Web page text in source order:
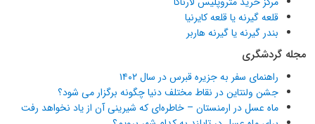
قلعه گیرنه یا قلعه کایرنیا
بندر گیرنه یا گیرنه هاربر
مجله گردشگری
راهنمای سفر به جزیره قبرس در سال ۱۴۰۲
جشن ولنتاین در نقاط مختلف دنیا چگونه برگزار می شود؟
ماه عسل در ارمنستان – خاطره‌ای که شیرینی آن از یاد نخواهد رفت